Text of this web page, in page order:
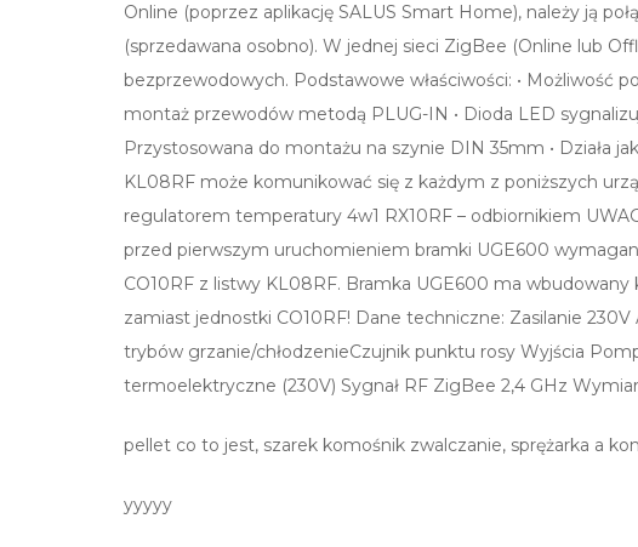
Online (poprzez aplikację SALUS Smart Home), należy ją
(sprzedawana osobno). W jednej sieci ZigBee (Online lub
bezprzewodowych. Podstawowe właściwości: • Możliwość
montaż przewodów metodą PLUG-IN • Dioda LED
Przystosowana do montażu na szynie DIN 35mm • Działa
KL08RF może komunikować się z każdym z poniższych
regulatorem temperatury 4w1 RX10RF – odbiornikiem
przed pierwszym uruchomieniem bramki UGE600
CO10RF z listwy KL08RF. Bramka UGE600 ma
zamiast jednostki CO10RF! Dane techniczne: Zasilanie
trybów grzanie/chłodzenieCzujnik punktu rosy Wyjścia
termoelektryczne (230V) Sygnał RF ZigBee 2,4 GHz
pellet co to jest, szarek komośnik zwalczanie, sprężarka a
yyyyy